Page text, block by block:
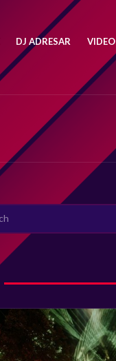
DJ ADRESAR VIDEO